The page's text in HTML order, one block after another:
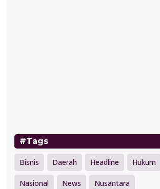
#Tags
Bisnis Daerah Headline Hukum
Nasional News Nusantara